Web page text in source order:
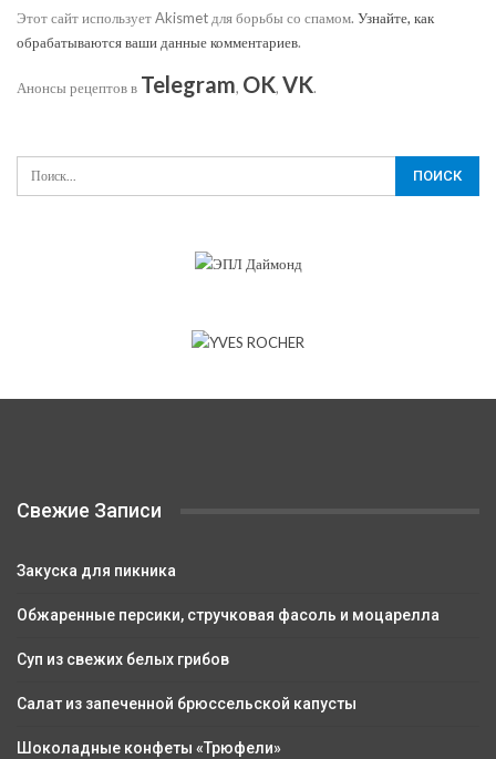
Этот сайт использует Akismet для борьбы со спамом. Узнайте, как
обрабатываются ваши данные комментариев.
Анонсы рецептов в Telegram, OK, VK.
Свежие Записи
Закуска для пикника
Обжаренные персики, стручковая фасоль и моцарелла
Суп из свежих белых грибов
Салат из запеченной брюссельской капусты
Шоколадные конфеты «Трюфели»